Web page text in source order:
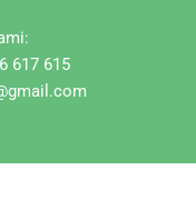
617 615